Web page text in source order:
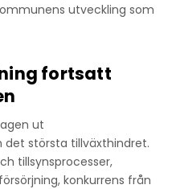
utveckling som
fortsatt
ut
största tillväxthindret.
tillsynsprocesser,
konkurrens från